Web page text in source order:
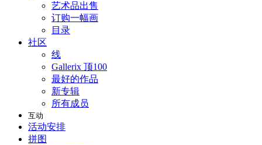
艺术品出售
订购一幅画
目录
社区
线
Gallerix 顶100
最好的作品
新专辑
所有成员
互动
活动安排
拼图